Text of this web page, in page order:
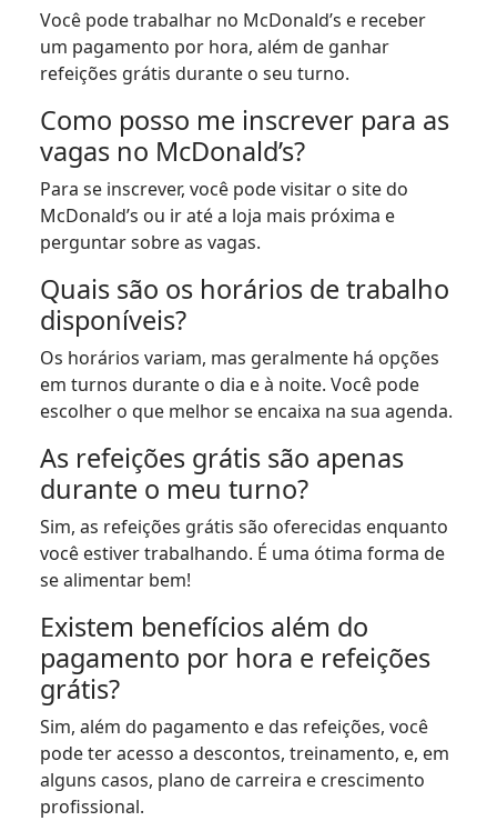
Você pode trabalhar no McDonald’s e receber
um pagamento por hora, além de ganhar
refeições grátis durante o seu turno.
Como posso me inscrever para as
vagas no McDonald’s?
Para se inscrever, você pode visitar o site do
McDonald’s ou ir até a loja mais próxima e
perguntar sobre as vagas.
Quais são os horários de trabalho
disponíveis?
Os horários variam, mas geralmente há opções
em turnos durante o dia e à noite. Você pode
escolher o que melhor se encaixa na sua agenda.
As refeições grátis são apenas
durante o meu turno?
Sim, as refeições grátis são oferecidas enquanto
você estiver trabalhando. É uma ótima forma de
se alimentar bem!
Existem benefícios além do
pagamento por hora e refeições
grátis?
Sim, além do pagamento e das refeições, você
pode ter acesso a descontos, treinamento, e, em
alguns casos, plano de carreira e crescimento
profissional.